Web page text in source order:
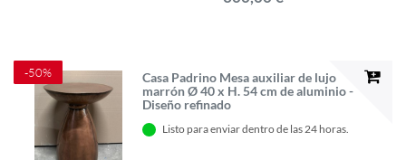
-50%
Casa Padrino Mesa auxiliar de lujo
marrón Ø 40 x H. 54 cm de aluminio -
Diseño refinado
Listo para enviar dentro de las 24 horas.